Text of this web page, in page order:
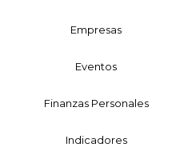
Empresas
Eventos
Finanzas Personales
Indicadores